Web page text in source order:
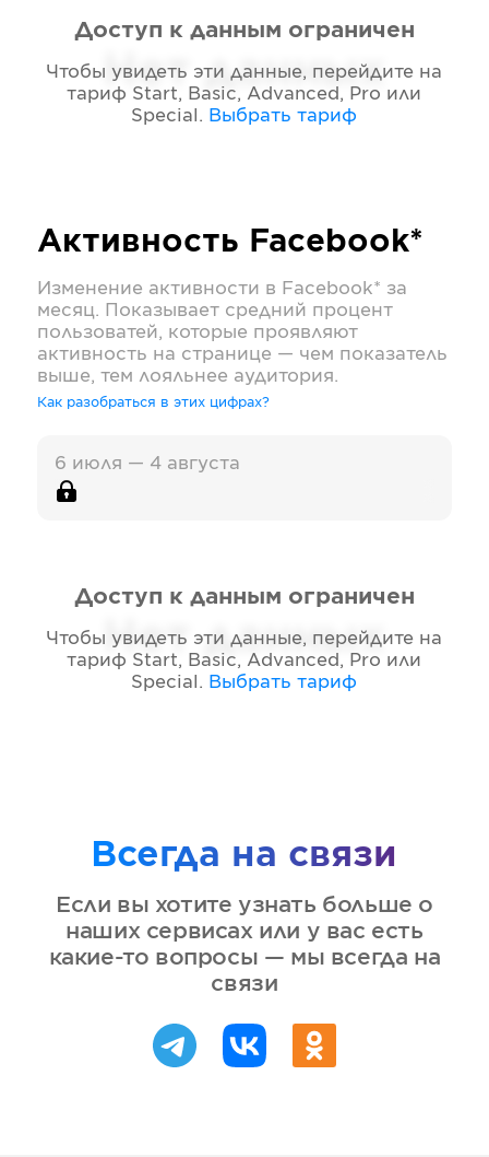
Нет данных
Доступ к данным ограничен
Чтобы увидеть эти данные, перейдите на
тариф Start, Basic, Advanced, Pro или
Special . Выбрать тариф
Активность Facebook*
Изменение активности в Facebook* за
месяц. Показывает средний процент
пользоватей, которые проявляют
активность на странице — чем показатель
выше, тем лояльнее аудитория.
Как разобраться в этих цифрах?
6 июля — 4 августа
Нет данных
Доступ к данным ограничен
Чтобы увидеть эти данные, перейдите на
тариф Start, Basic, Advanced, Pro или
Special . Выбрать тариф
Всегда на связи
Если вы хотите узнать больше о
наших сервисах или у вас есть
какие-то вопросы — мы всегда на
связи